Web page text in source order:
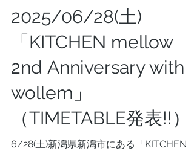
2025/06/28(土)
「KITCHEN mellow
2nd Anniversary with
wollem」
（TIMETABLE発表!!）